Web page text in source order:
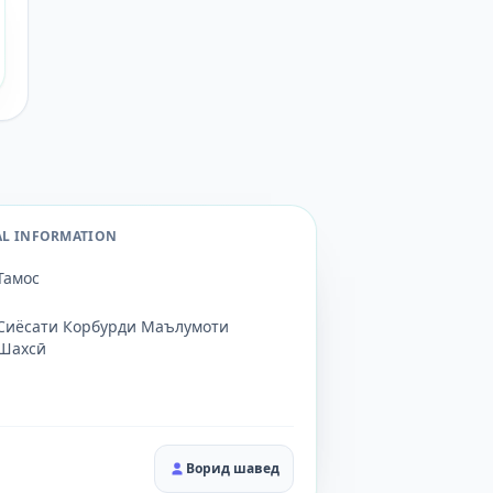
INFORMATION
Корбурди Маълумоти
Ворид шавед